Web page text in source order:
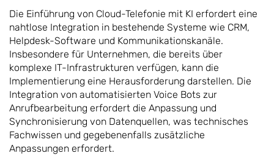
Die Einführung von Cloud-Telefonie mit KI erfordert eine
nahtlose Integration in bestehende Systeme wie CRM,
Helpdesk-Software und Kommunikationskanäle.
Insbesondere für Unternehmen, die bereits über
komplexe IT-Infrastrukturen verfügen, kann die
Implementierung eine Herausforderung darstellen. Die
Integration von automatisierten Voice Bots zur
Anrufbearbeitung erfordert die Anpassung und
Synchronisierung von Datenquellen, was technisches
Fachwissen und gegebenenfalls zusätzliche
Anpassungen erfordert.